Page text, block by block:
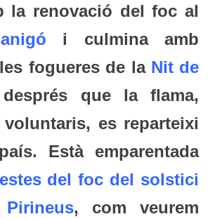
la renovació del foc al
i culmina amb
fogueres de la Nit de
després que la flama,
es reparteixi
Està emparentada
del foc del solstici
Pirineus, com veurem